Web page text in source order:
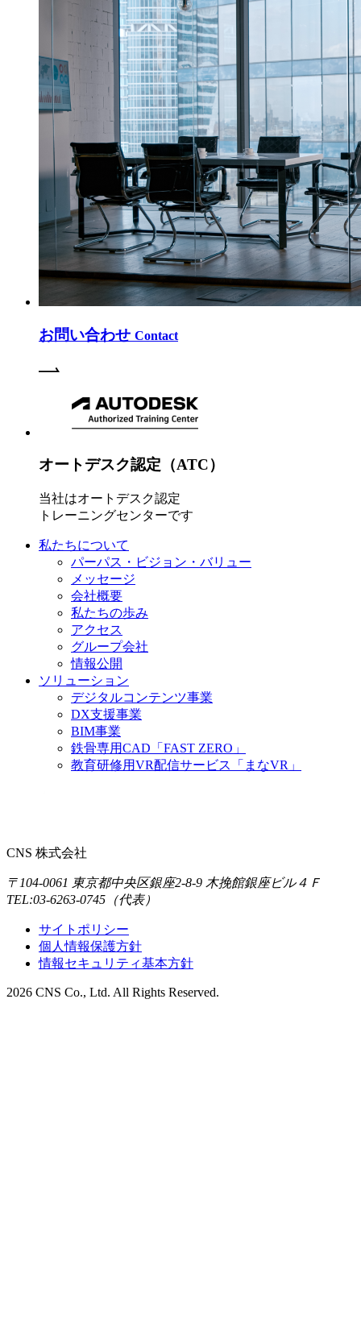
お問い合わせ Contact
オートデスク認定（ATC）
当社はオートデスク認定
トレーニングセンターです
私たちについて
パーパス・ビジョン・バリュー
メッセージ
会社概要
私たちの歩み
アクセス
グループ会社
情報公開
ソリューション
デジタルコンテンツ事業
DX支援事業
BIM事業
鉄骨専用CAD「FAST ZERO」
教育研修用VR配信サービス「まなVR」
CNS 株式会社
〒104-0061 東京都中央区銀座2-8-9 木挽館銀座ビル４Ｆ
TEL:03-6263-0745（代表）
サイトポリシー
個人情報保護方針
情報セキュリティ基本方針
2026 CNS Co., Ltd. All Rights Reserved.